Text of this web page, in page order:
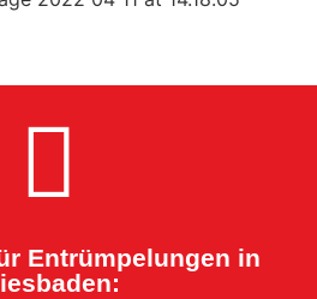
Entrümpelungen in